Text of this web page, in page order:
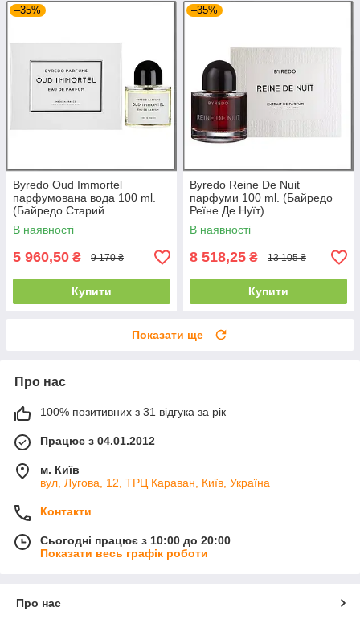
–35%
Byredo Oud Immortel
парфумована вода 100 ml.
(Байредо Старий
Безсмертник)
В наявності
5 960,50 ₴ 9 170 ₴
Купити
–35%
Byredo Reine De Nuit
парфуми 100 ml. (Байредо
Реїне Де Нуїт)
В наявності
8 518,25 ₴ 13 105 ₴
Купити
Показати ще
Про нас
100% позитивних з 31 відгука за рік
Працює з 04.01.2012
м. Київ
вул, Лугова, 12, ТРЦ Караван, Київ, Україна
Контакти
Сьогодні працює з 10:00 до 20:00
Показати весь графік роботи
Про нас